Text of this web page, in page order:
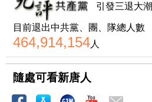
引發三退大潮
目前退出中共黨、團、隊總人數
464,914,154人
隨處可看新唐人